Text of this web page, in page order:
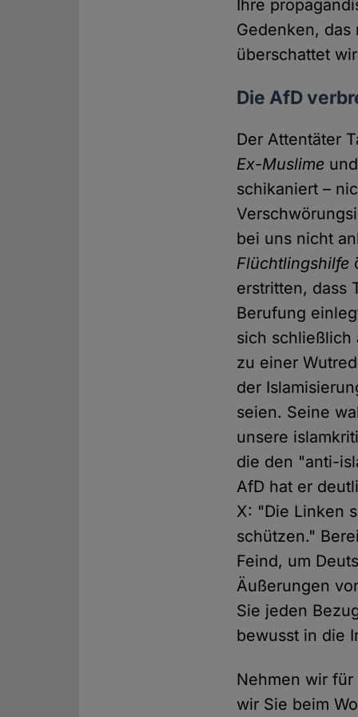
Ihre
Gedenken,
überschattet
Die AfD
Der Attentäter
Ex-Muslime
schikaniert –
bei uns nicht
Flüchtlingshilfe
erstritten, dass
Berufung
sich schließlich
zu einer
der
seien. Seine
unsere
die den "anti-
AfD hat er
X: "Die Linken
schützen."
Feind, um
Äußerungen
Sie jeden
bewusst in die
Nehmen wir
wir Sie beim